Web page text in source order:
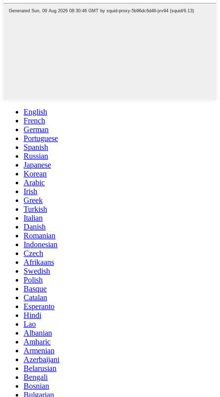
English
French
German
Portuguese
Spanish
Russian
Japanese
Korean
Arabic
Irish
Greek
Turkish
Italian
Danish
Romanian
Indonesian
Czech
Afrikaans
Swedish
Polish
Basque
Catalan
Esperanto
Hindi
Lao
Albanian
Amharic
Armenian
Azerbaijani
Belarusian
Bengali
Bosnian
Bulgarian